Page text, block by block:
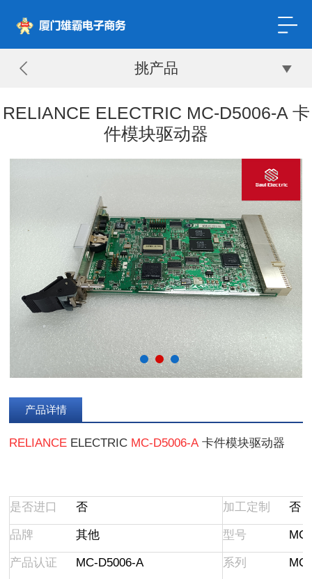
挑产品
RELIANCE ELECTRIC MC-D5006-A 卡
件模块驱动器
产品详情
RELIANCE ELECTRIC MC-D5006-A卡件模块驱动器
是否进口 否 加工定制 否
品牌 其他 型号
产品认证 MC-D5006-A 系列